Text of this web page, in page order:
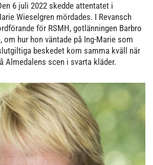
6 juli 2022 skedde attentatet i
Wieselgren mördades. I Revansch
för RSMH, gotlänningen Barbro
om hur hon väntade på Ing-Marie som
beskedet kom samma kväll när
Almedalens scen i svarta kläder.